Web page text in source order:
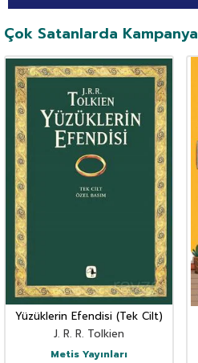
Çok Satanlarda Kampanya
Yüzüklerin Efendisi (Tek Cilt)
J. R. R. Tolkien
Metis Yayınları